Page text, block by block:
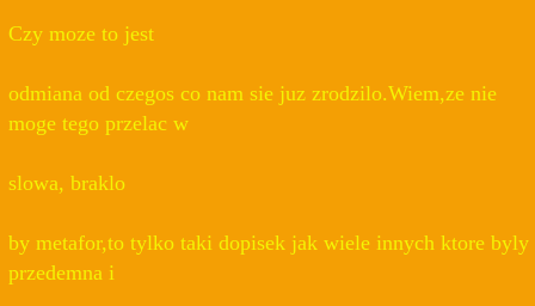
Czy moze to jest
odmiana od czegos co nam sie juz zrodzilo.Wiem,ze nie
moge tego przelac w
slowa, braklo
by metafor,to tylko taki dopisek jak wiele innych ktore byly
przedemna i